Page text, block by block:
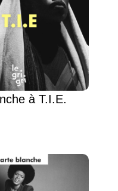
à T.I.E.